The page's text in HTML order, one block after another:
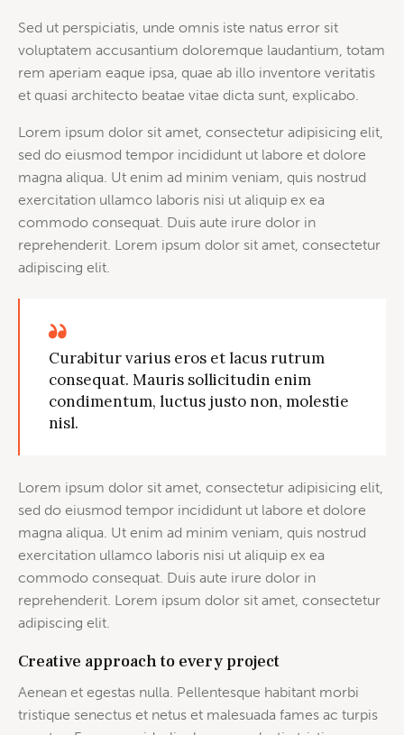
Sed ut perspiciatis, unde omnis iste natus error sit
voluptatem accusantium doloremque laudantium, totam
rem aperiam eaque ipsa, quae ab illo inventore veritatis
et quasi architecto beatae vitae dicta sunt, explicabo.
Lorem ipsum dolor sit amet, consectetur adipisicing elit,
sed do eiusmod tempor incididunt ut labore et dolore
magna aliqua. Ut enim ad minim veniam, quis nostrud
exercitation ullamco laboris nisi ut aliquip ex ea
commodo consequat. Duis aute irure dolor in
reprehenderit. Lorem ipsum dolor sit amet, consectetur
adipiscing elit.
Curabitur varius eros et lacus rutrum
consequat. Mauris sollicitudin enim
condimentum, luctus justo non, molestie
nisl.
Lorem ipsum dolor sit amet, consectetur adipisicing elit,
sed do eiusmod tempor incididunt ut labore et dolore
magna aliqua. Ut enim ad minim veniam, quis nostrud
exercitation ullamco laboris nisi ut aliquip ex ea
commodo consequat. Duis aute irure dolor in
reprehenderit. Lorem ipsum dolor sit amet, consectetur
adipiscing elit.
Creative approach to every project
Aenean et egestas nulla. Pellentesque habitant morbi
tristique senectus et netus et malesuada fames ac turpis